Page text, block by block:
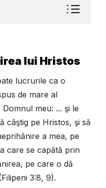
lui Hristos
lucrurile ca o
de mare al
meu: ... şi le
câştig pe Hristos, şi să
a mea, pe
care se capătă prin
pe care o dă
3:8, 9).